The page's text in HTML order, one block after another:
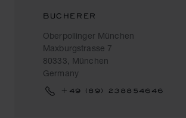
BUCHERER
Oberpollinger München
Maxburgstrasse 7
80333, München
Germany
+49 (89) 238854646